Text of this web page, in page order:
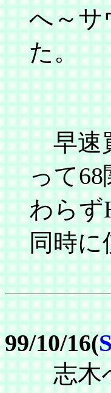
へ～サ
た。
早速
って
わらず
同時
99/10/16(
志木